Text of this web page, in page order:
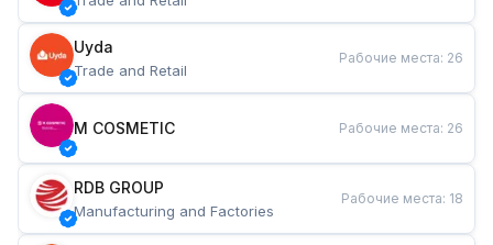
Uyda
Trade and Retail
Рабочие места: 26
M COSMETIC Рабочие места: 26
RDB GROUP
Manufacturing and Factories
Рабочие места: 18